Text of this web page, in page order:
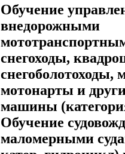
Обучение
внедорожными
снегоходы,
снегоболотоходы,
мотонарты и
машины
Обучение
маломерными